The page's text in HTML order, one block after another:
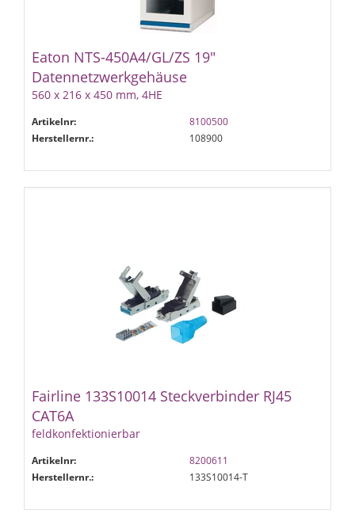
Eaton NTS-450A4/GL/ZS 19"
Datennetzwerkgehäuse
560 x 216 x 450 mm, 4HE
Artikelnr:
8100500
Herstellernr.:
108900
Fairline 133S10014 Steckverbinder RJ45
CAT6A
feldkonfektionierbar
Artikelnr:
8200611
Herstellernr.:
133S10014-T